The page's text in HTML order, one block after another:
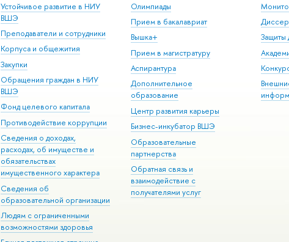
Устойчивое развитие в НИУ
ВШЭ
Преподаватели и сотрудники
Корпуса и общежития
Закупки
Обращения граждан в НИУ
ВШЭ
Фонд целевого капитала
Противодействие коррупции
Сведения о доходах,
расходах, об имуществе и
обязательствах
имущественного характера
Сведения об
образовательной организации
Людям с ограниченными
возможностями здоровья
Олимпиады
Прием в бакалавриат
Вышка+
Прием в магистратуру
Аспирантура
Дополнительное
образование
Центр развития карьеры
Бизнес-инкубатор ВШЭ
Образовательные
партнерства
Обратная связь и
взаимодействие с
получателями услуг
Защиты